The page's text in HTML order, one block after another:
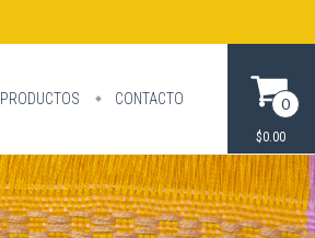
PRODUCTOS CONTACTO 0
$0.00